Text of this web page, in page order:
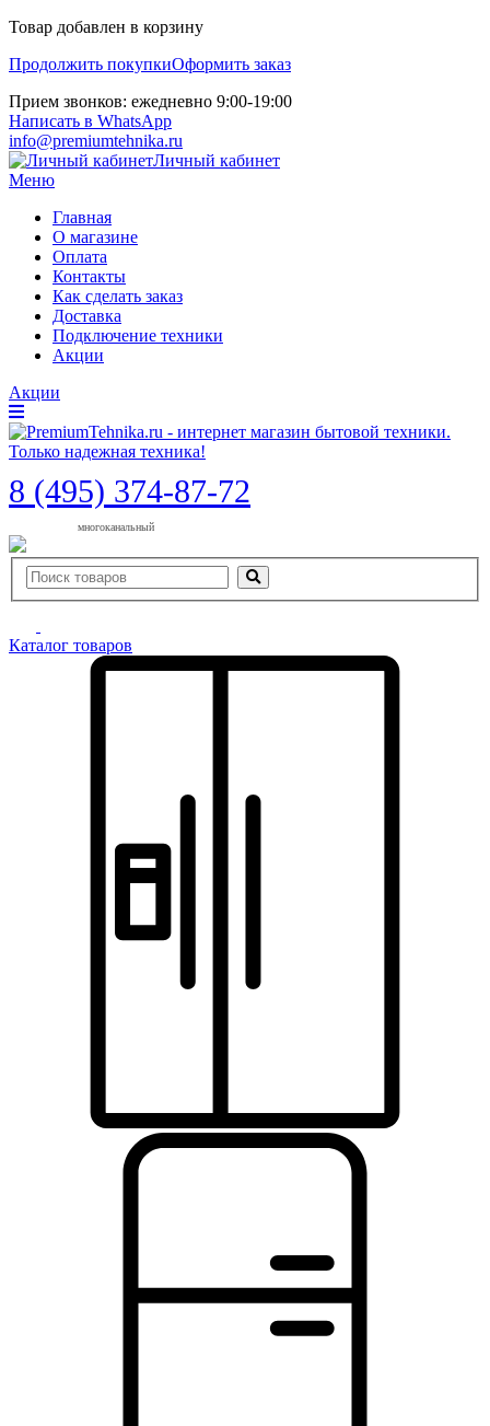
Товар добавлен в корзину
Продолжить покупкиОформить заказ
Прием звонков: ежедневно 9:00-19:00
Написать в WhatsApp
info@premiumtehnika.ru
Личный кабинет
Меню
Главная
О магазине
Оплата
Контакты
Как сделать заказ
Доставка
Подключение техники
Акции
Акции
8 (495) 374-87-72
многоканальный
Каталог товаров